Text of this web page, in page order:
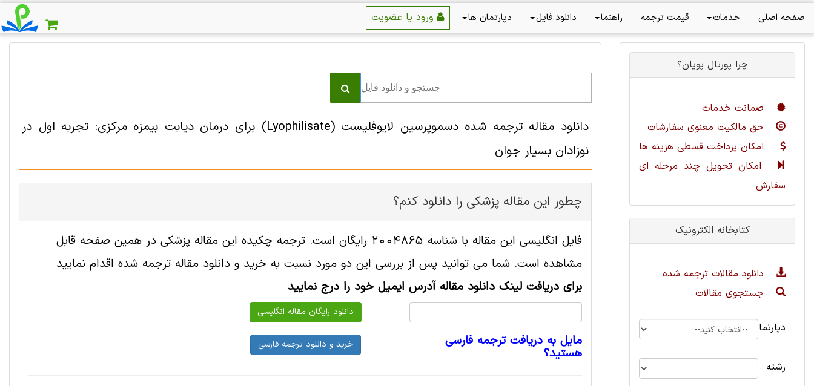
صفحه اصلی خدمات قیمت ترجمه راهنما دانلود فایل دپارتمان ها
دانلود مقاله ترجمه شده دسموپرسین لایوفلیست (Lyophilisate) برای درمان دیابت بیمزه مرکزی: تجربه اول در
نوزادان بسیار جوان
چطور این مقاله پزشکی را دانلود کنم؟
فایل انگلیسی این مقاله با شناسه 2004865 رایگان است. ترجمه چکیده این مقاله پزشکی در همین صفحه قابل
مشاهده است. شما می توانید پس از بررسی این دو مورد نسبت به خرید و دانلود مقاله ترجمه شده اقدام نمایید
برای دریافت لینک دانلود مقاله آدرس ایمیل خود را درج نمایید
مایل به دریافت ترجمه فارسی
هستید؟
چرا پورتال پویان؟
ضمانت خدمات
حق مالکیت معنوی سفارشات
امکان پرداخت قسطی هزینه ها
امکان تحویل چند مرحله ای
سفارش
کتابخانه الکترونیک
دانلود مقالات ترجمه شده
جستجوی مقالات
دپارتمان
رشته